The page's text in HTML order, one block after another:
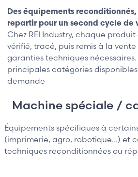
Des équipements
repartir pour un second cycle de
Chez REI Industry, chaque
vérifié, tracé, puis remis à la
garanties techniques nécessaires.
principales catégories disponibles
demande
Machine spéciale /
Équipements spécifiques à
(imprimerie, agro, robotique...) et
techniques reconditionnées ou